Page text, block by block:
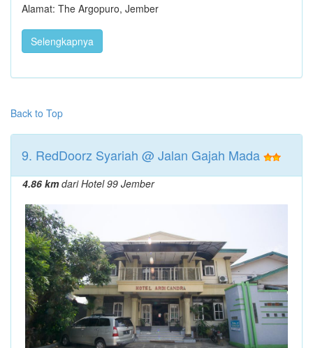
Alamat: The Argopuro, Jember
Selengkapnya
Back to Top
9. RedDoorz Syariah @ Jalan Gajah Mada
4.86 kmdari Hotel 99 Jember